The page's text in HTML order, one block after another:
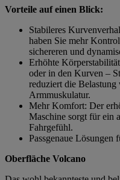
Vorteile auf einen Blick:
Stabileres
haben Sie mehr
sichereren und
Erhöhte
oder in den Kurven –
reduziert die
Armmuskulatur.
Mehr Komfort: Der
Maschine sorgt für ein
Fahrgefühl.
Passgenaue Lösungen
Oberfläche Volcano